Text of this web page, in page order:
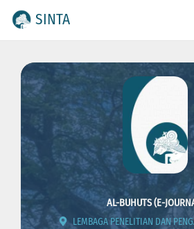
SINTA
AL-BUHUTS (E-
LEMBAGA PENELITIAN DAN